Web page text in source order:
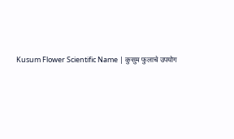
Kusum Flower Scientific Name | कुसुम फुलाचे उपयोग